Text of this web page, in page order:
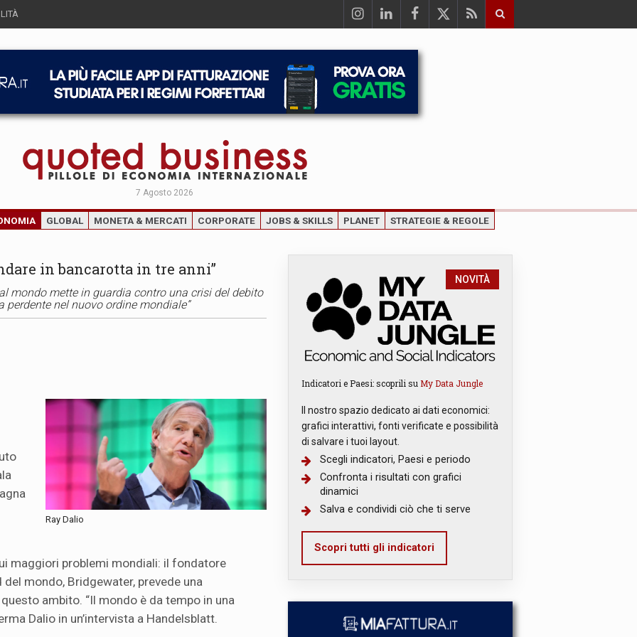
7 Agosto 2026
GLOBAL MONETA & MERCATI CORPORATE JOBS & SKILLS PLANET STRATEGIE & REGOLE
in bancarotta in tre anni”
mondo mette in guardia contro una crisi del debito
perdente nel nuovo ordine mondiale”
Ray Dalio
maggiori problemi mondiali: il fondatore
mondo, Bridgewater, prevede una
ambito. “Il mondo è da tempo in una
Dalio in un’intervista a Handelsblatt.
NOVITÀ
Indicatori e Paesi: scoprili su My Data Jungle
Il nostro spazio dedicato ai dati economici:
grafici interattivi, fonti verificate e possibilità
di salvare i tuoi layout.
Scegli indicatori, Paesi e periodo
Confronta i risultati con grafici
dinamici
Salva e condividi ciò che ti serve
Scopri tutti gli indicatori